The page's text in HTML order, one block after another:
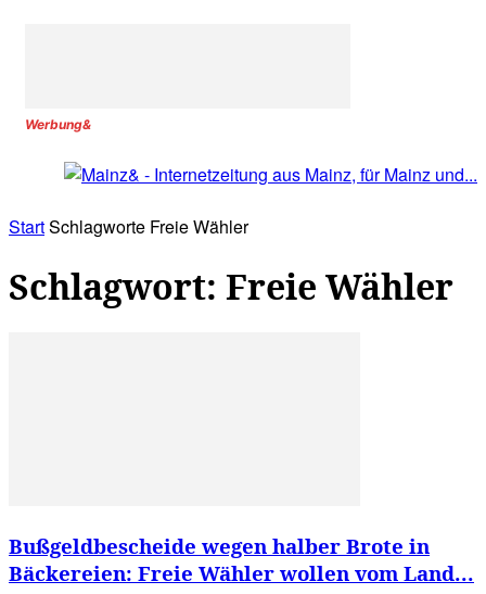
Werbung&
StartSchlagworte Freie Wähler
Schlagwort: Freie Wähler
Bußgeldbescheide wegen halber Brote in
Bäckereien: Freie Wähler wollen vom Land...